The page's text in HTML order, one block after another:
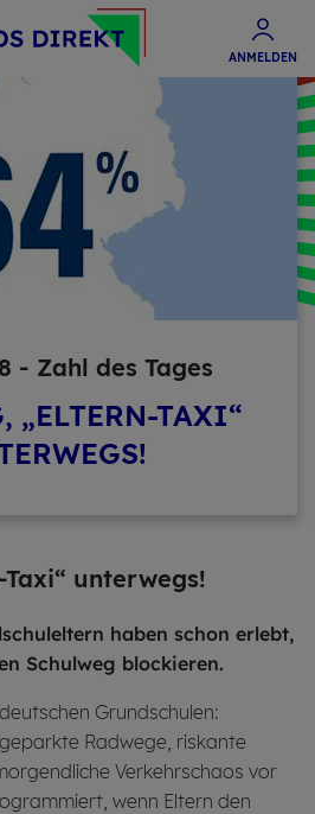
ANMELDEN
- Zahl des Tages
„ELTERN-TAXI“
un­ter­wegs!
haben schon erlebt,
Schulweg blockieren.
Grundschulen:
Radwege, riskante
Verkehrschaos vor
wenn Eltern den